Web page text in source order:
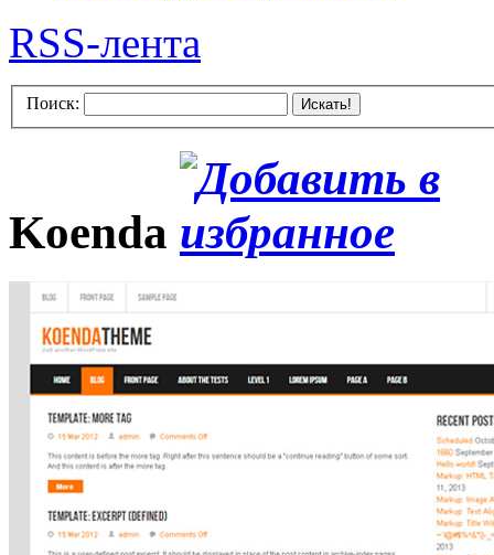
RSS-лента
Поиск: Искать!
Koenda